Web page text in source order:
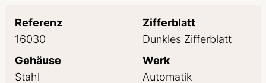
Referenz
16030
Gehäuse
Stahl
Zifferblatt
Dunkles Zifferblatt
Werk
Automatik